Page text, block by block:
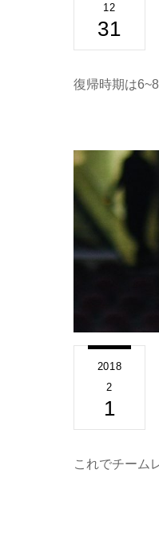
12
31
復帰時期は
2018
2
1
これでチーム